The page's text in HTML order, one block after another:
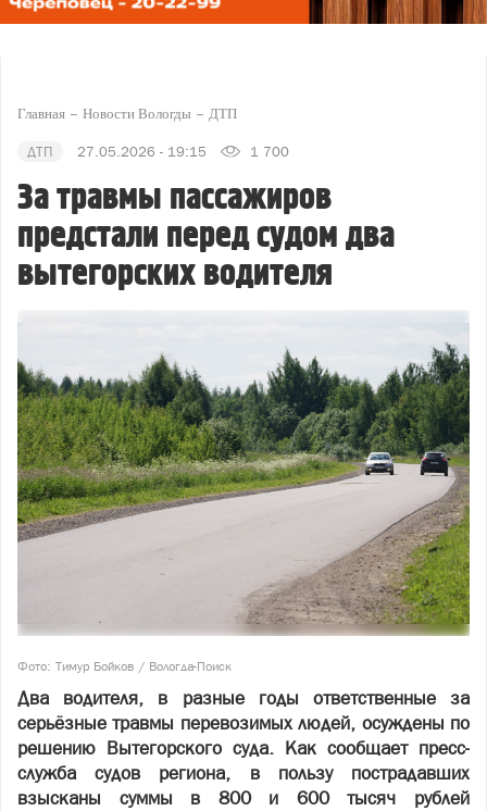
Главная Новости Вологды ДТП
ДТП 27.05.2026 - 19:15 1 700
За травмы пассажиров
предстали перед судом два
вытегорских водителя
Фото: Тимур Бойков / Вологда-Поиск
Два водителя, в разные годы ответственные за
серьёзные травмы перевозимых людей, осуждены по
решению Вытегорского суда. Как сообщает пресс-
служба судов региона, в пользу пострадавших
взысканы суммы в 800 и 600 тысяч рублей